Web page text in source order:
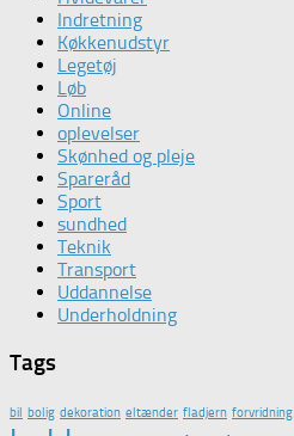
Indretning
Køkkenudstyr
Legetøj
Løb
Online
oplevelser
Skønhed og pleje
Spareråd
Sport
sundhed
Teknik
Transport
Uddannelse
Underholdning
Tags
bil bolig dekoration eltænder fladjern forvridning